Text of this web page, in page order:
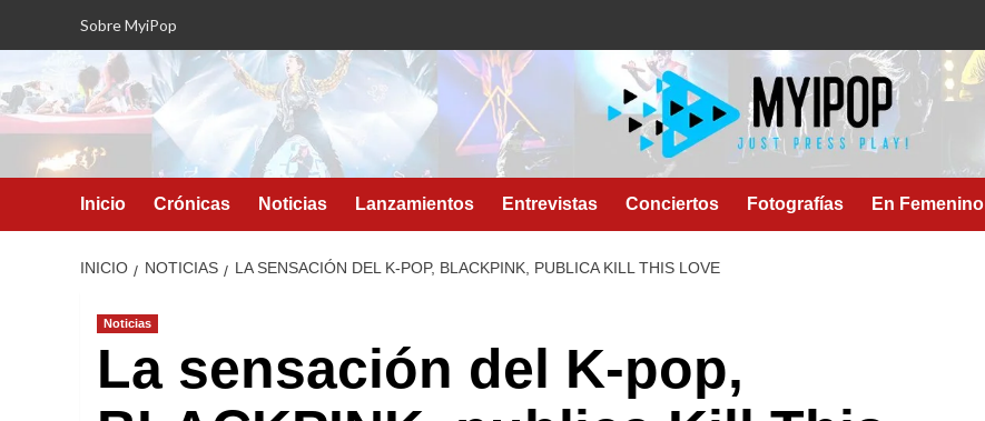
Sobre MyiPop
Inicio Crónicas Noticias Lanzamientos Entrevistas Conciertos Fotografías En Femenino
INICIO NOTICIAS LA SENSACIÓN DEL K-POP, BLACKPINK, PUBLICA KILL THIS LOVE
Noticias
La sensación del K-pop,